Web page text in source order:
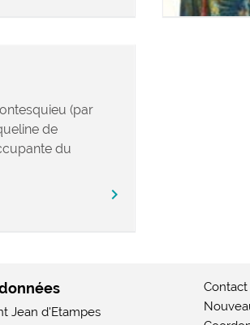
(par
de
du
chevron_right
Jean d'Etampes